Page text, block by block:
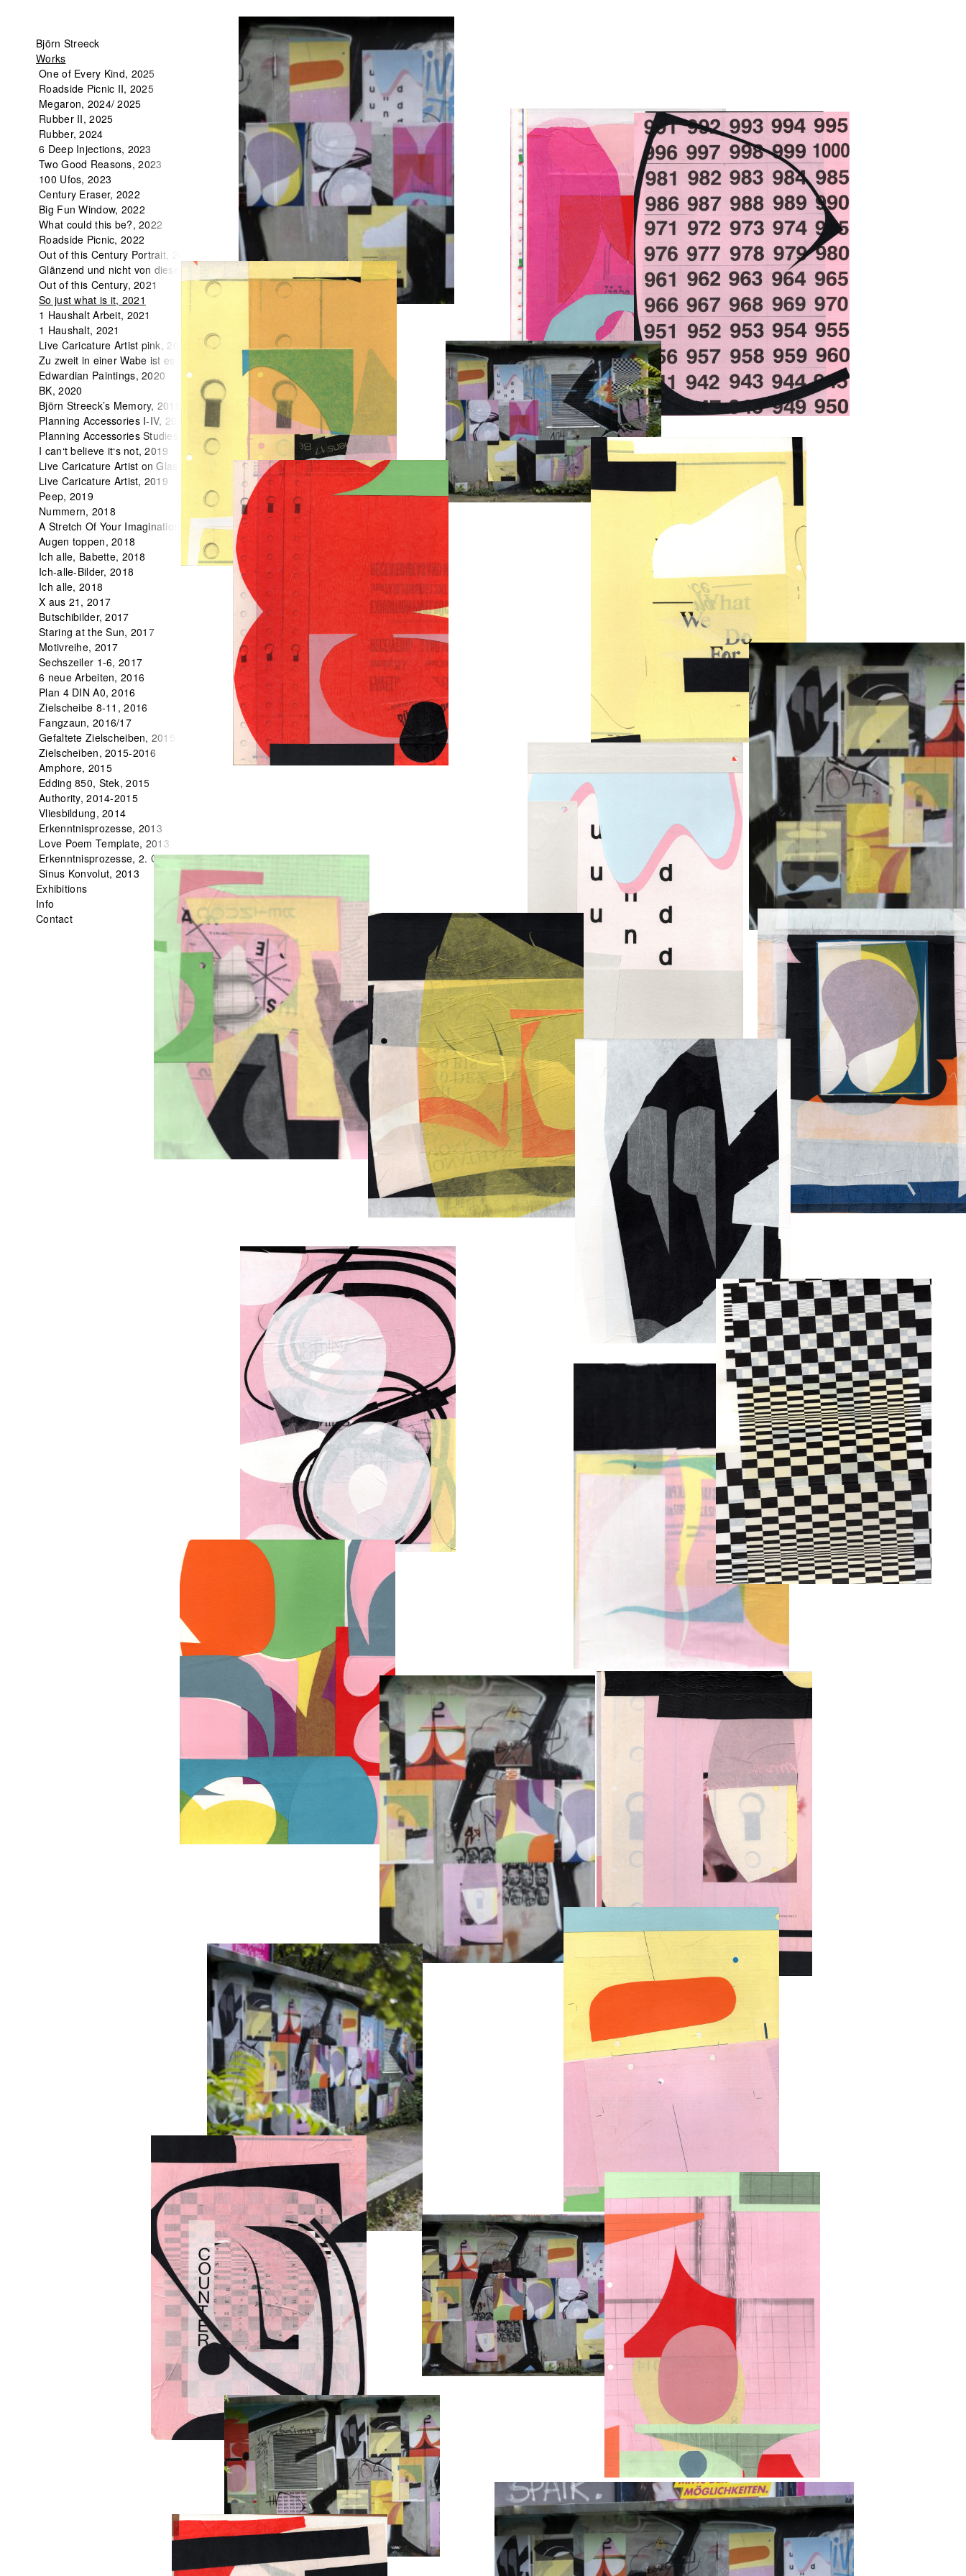
Björn Streeck
Works
One of Every Kind, 2025
Roadside Picnic II, 2025
Megaron, 2024/ 2025
Rubber II, 2025
Rubber, 2024
6 Deep Injections, 2023
Two Good Reasons, 2023
100 Ufos, 2023
Century Eraser, 2022
Big Fun Window, 2022
What could this be?, 2022
Roadside Picnic, 2022
Out of this Century Portrait, 2022
Glänzend und nicht von dieser Welt, 2022
Out of this Century, 2021
So just what is it, 2021
1 Haushalt Arbeit, 2021
1 Haushalt, 2021
Live Caricature Artist pink, 2020
Zu zweit in einer Wabe ist es viel schöner, 2020
Edwardian Paintings, 2020
BK, 2020
Björn Streeck’s Memory, 2019
Planning Accessories I-IV, 2019
Planning Accessories Studies, 2019
I can‘t believe it‘s not, 2019
Live Caricature Artist on Glassine, 2019
Live Caricature Artist, 2019
Peep, 2019
Nummern, 2018
A Stretch Of Your Imagination, 2018
Augen toppen, 2018
Ich alle, Babette, 2018
Ich-alle-Bilder, 2018
Ich alle, 2018
X aus 21, 2017
Butschibilder, 2017
Staring at the Sun, 2017
Motivreihe, 2017
Sechszeiler 1-6, 2017
6 neue Arbeiten, 2016
Plan 4 DIN A0, 2016
Zielscheibe 8-11, 2016
Fangzaun, 2016/17
Gefaltete Zielscheiben, 2015
Zielscheiben, 2015-2016
Amphore, 2015
Edding 850, Stek, 2015
Authority, 2014-2015
Vliesbildung, 2014
Erkenntnisprozesse, 2013
Love Poem Template, 2013
Erkenntnisprozesse, 2. Ordnung, 2013
Sinus Konvolut, 2013
Exhibitions
Info
Contact